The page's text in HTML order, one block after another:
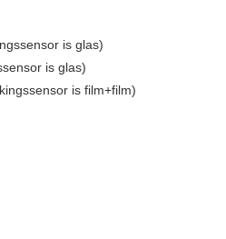
is glas)
is glas)
is film+film)